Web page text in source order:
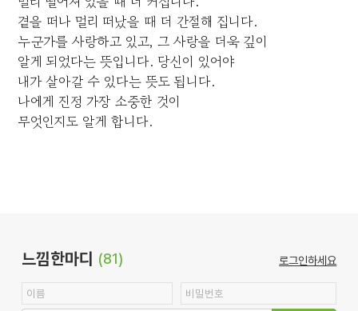
곁을 떠나 멀리 떠났을 때 더 간절해 집니다.
누군가를 사랑하고 있고, 그 사랑을 더욱 깊이
알게 되었다는 뜻입니다. 당신이 있어야
내가 살아갈 수 있다는 뜻도 됩니다.
나에게 진정 가장 소중한 것이
무엇인지도 알게 합니다.
느낌한마디 (81) 로그인하세요